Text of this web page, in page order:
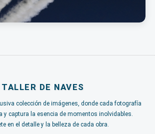
TALLER DE NAVES
colección de imágenes, donde cada fotografía
y captura la esencia de momentos inolvidables.
en el detalle y la belleza de cada obra.